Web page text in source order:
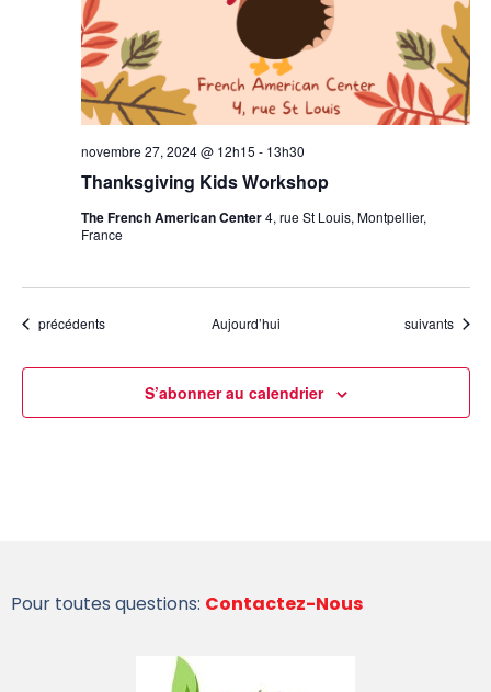
Thanksgiving Kids Workshop
novembre 27, 2024 @ 12h15 - 13h30
The French American Center4, rue St Louis, Montpellier,
France
Évènements
précédents Aujourd’hui Évènements
suivants
S’abonner au calendrier
Pour toutes questions: Contactez-Nous